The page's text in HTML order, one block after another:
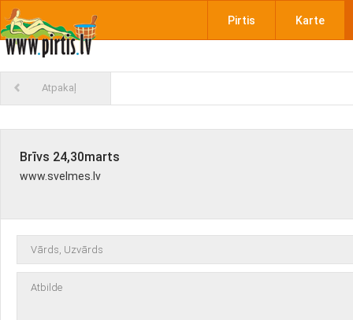
Pirtis Karte
Atpakaļ
Brīvs 24,30marts
www.svelmes.lv